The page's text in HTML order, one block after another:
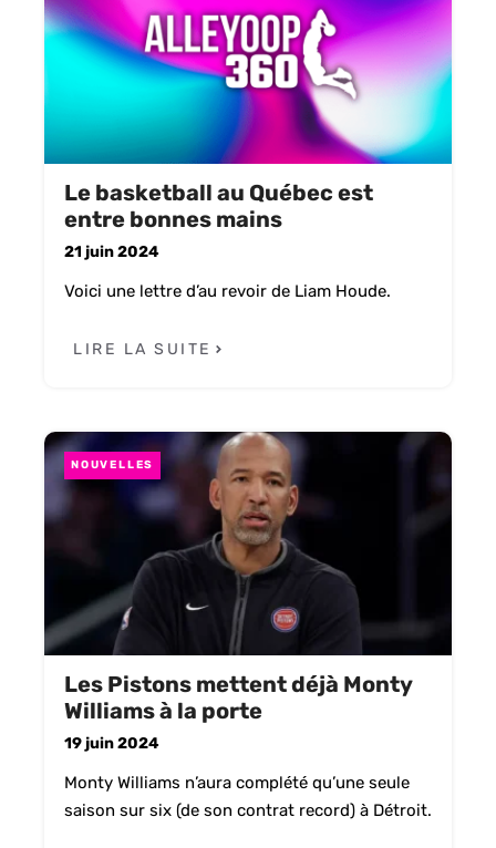
Le basketball au Québec est
entre bonnes mains
21 juin 2024
Voici une lettre d’au revoir de Liam Houde.
LIRE LA SUITE
NOUVELLES
Les Pistons mettent déjà Monty
Williams à la porte
19 juin 2024
Monty Williams n’aura complété qu’une seule
saison sur six (de son contrat record) à Détroit.